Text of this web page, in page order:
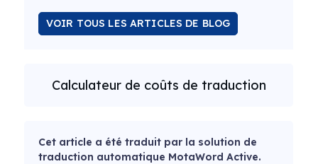
VOIR TOUS LES ARTICLES DE BLOG
Calculateur de coûts de traduction
Cet article a été traduit par la solution de
traduction automatique MotaWord Active.